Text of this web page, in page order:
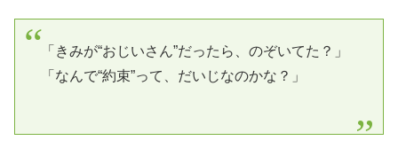
「きみが“おじいさん”だったら、のぞいてた？」
「なんで“約束”って、だいじなのかな？」